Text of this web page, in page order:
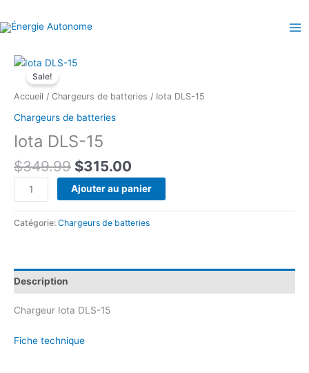
au
Sale!
Accueil / Chargeurs de batteries / Iota DLS-15
Chargeurs de batteries
Iota DLS-15
$349.99 Le
prix
initial
était :
$349.99.
$315.00
prix
actuel
est :
$315.00.
quantité
de
Iota
DLS-
Ajouter au panier
Catégorie: Chargeurs de batteries
Description
Chargeur Iota DLS-15
Fiche technique